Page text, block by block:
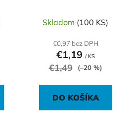
Skladom (100 KS)
€0,97 bez DPH
€1,19 / KS
€1,49 (–20 %)
DO KOŠÍKA